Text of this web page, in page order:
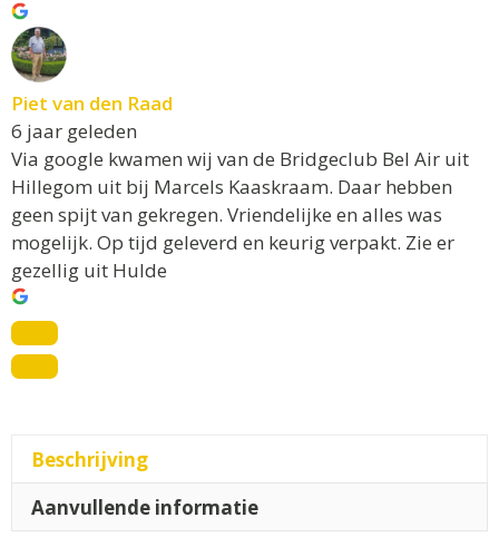
Piet van den Raad
6 jaar geleden
Via google kwamen wij van de Bridgeclub Bel Air uit
Hillegom uit bij Marcels Kaaskraam. Daar hebben
geen spijt van gekregen. Vriendelijke en alles was
mogelijk. Op tijd geleverd en keurig verpakt. Zie er
gezellig uit Hulde
Beschrijving
Aanvullende informatie